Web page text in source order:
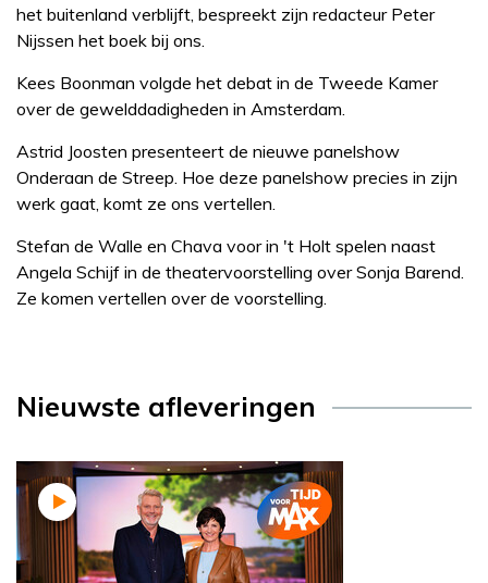
het buitenland verblijft, bespreekt zijn redacteur Peter
Nijssen het boek bij ons.
Kees Boonman volgde het debat in de Tweede Kamer
over de gewelddadigheden in Amsterdam.
Astrid Joosten presenteert de nieuwe panelshow
Onderaan de Streep. Hoe deze panelshow precies in zijn
werk gaat, komt ze ons vertellen.
Stefan de Walle en Chava voor in 't Holt spelen naast
Angela Schijf in de theatervoorstelling over Sonja Barend.
Ze komen vertellen over de voorstelling.
Nieuwste afleveringen